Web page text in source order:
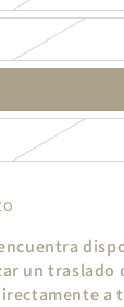
un traslado
a